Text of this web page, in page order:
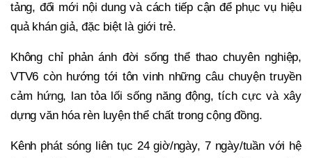
tảng, đổi mới nội dung và cách tiếp cận để phục vụ hiệu
quả khán giả, đặc biệt là giới trẻ.
Không chỉ phản ánh đời sống thể thao chuyên nghiệp,
VTV6 còn hướng tới tôn vinh những câu chuyện truyền
cảm hứng, lan tỏa lối sống năng động, tích cực và xây
dựng văn hóa rèn luyện thể chất trong cộng đồng.
Kênh phát sóng liên tục 24 giờ/ngày, 7 ngày/tuần với hệ